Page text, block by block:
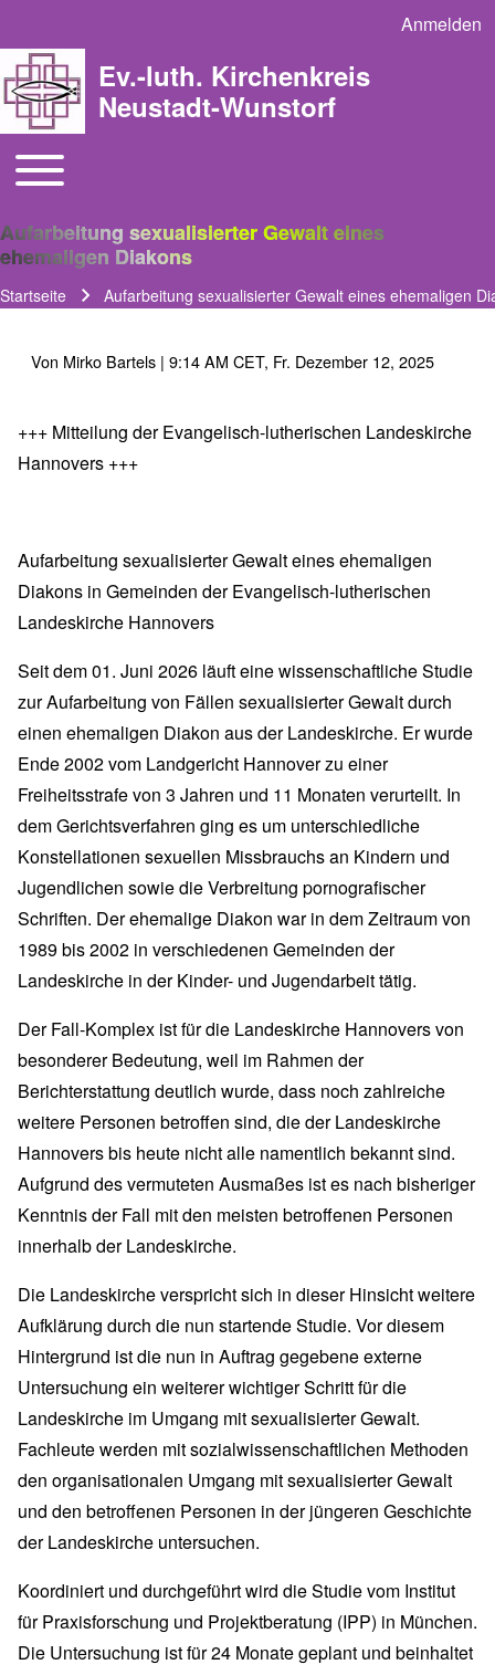
User
Anmelden
Ev.-luth. Kirchenkreis
Neustadt-Wunstorf
Main navigation
Toggle main menu
Aufarbeitung sexualisierter Gewalt eines
ehemaligen Diakons
Pfadnavigation
Startseite Aufarbeitung sexualisierter Gewalt eines ehemaligen
Von Mirko Bartels | 9:14 AM CET, Fr. Dezember 12, 2025
+++ Mitteilung der Evangelisch-lutherischen Landeskirche
Hannovers +++
Aufarbeitung sexualisierter Gewalt eines ehemaligen
Diakons in Gemeinden der Evangelisch-lutherischen
Landeskirche Hannovers
Seit dem 01. Juni 2026 läuft eine wissenschaftliche Studie
zur Aufarbeitung von Fällen sexualisierter Gewalt durch
einen ehemaligen Diakon aus der Landeskirche. Er wurde
Ende 2002 vom Landgericht Hannover zu einer
Freiheitsstrafe von 3 Jahren und 11 Monaten verurteilt. In
dem Gerichtsverfahren ging es um unterschiedliche
Konstellationen sexuellen Missbrauchs an Kindern und
Jugendlichen sowie die Verbreitung pornografischer
Schriften. Der ehemalige Diakon war in dem Zeitraum von
1989 bis 2002 in verschiedenen Gemeinden der
Landeskirche in der Kinder- und Jugendarbeit tätig.
Der Fall-Komplex ist für die Landeskirche Hannovers von
besonderer Bedeutung, weil im Rahmen der
Berichterstattung deutlich wurde, dass noch zahlreiche
weitere Personen betroffen sind, die der Landeskirche
Hannovers bis heute nicht alle namentlich bekannt sind.
Aufgrund des vermuteten Ausmaßes ist es nach bisheriger
Kenntnis der Fall mit den meisten betroffenen Personen
innerhalb der Landeskirche.
Die Landeskirche verspricht sich in dieser Hinsicht weitere
Aufklärung durch die nun startende Studie. Vor diesem
Hintergrund ist die nun in Auftrag gegebene externe
Untersuchung ein weiterer wichtiger Schritt für die
Landeskirche im Umgang mit sexualisierter Gewalt.
Fachleute werden mit sozialwissenschaftlichen Methoden
den organisationalen Umgang mit sexualisierter Gewalt
und den betroffenen Personen in der jüngeren Geschichte
der Landeskirche untersuchen.
Koordiniert und durchgeführt wird die Studie vom Institut
für Praxisforschung und Projektberatung (IPP) in München.
Die Untersuchung ist für 24 Monate geplant und beinhaltet